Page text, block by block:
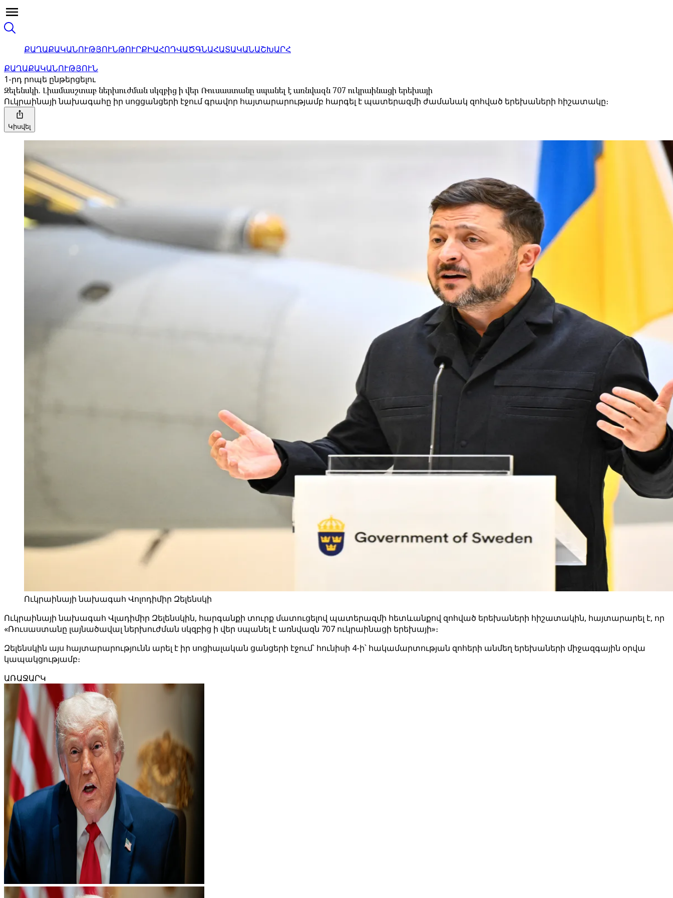
ՔԱՂԱՔԱԿԱՆՈՒԹՅՈՒՆԹՈՒՐՔԻԱՀՈԴՎԱԾԳՆԱՀԱՏԱԿԱՆԱՇԽԱՐՀ
ՔԱՂԱՔԱԿԱՆՈՒԹՅՈՒՆ
1-րդ րոպե ընթերցելու
Զելենսկի. Լիամասշտաբ ներխուժման սկզբից ի վեր Ռուսաստանը սպանել է առնվազն 707 ուկրաինացի երեխայի
Ուկրաինայի նախագահը իր սոցցանցերի էջում գրավոր հայտարարությամբ հարգել է պատերազմի ժամանակ զոհված երեխաների հիշատակը։
Կիսվել
Ուկրաինայի նախագահ Վոլոդիմիր Զելենսկի
Ուկրաինայի նախագահ Վլադիմիր Զելենսկին, հարգանքի տուրք մատուցելով պատերազմի հետևանքով զոհված երեխաների հիշատակին, հայտարարել է, որ
«Ռուսաստանը լայնածավալ ներխուժման սկզբից ի վեր սպանել է առնվազն 707 ուկրաինացի երեխայի»։
Զելենսկին այս հայտարարությունն արել է իր սոցիալական ցանցերի էջում՝ հունիսի 4-ի՝ հակամարտության զոհերի անմեղ երեխաների միջազգային օրվա
կապակցությամբ։
ԱՌԱՋԱՐԿ